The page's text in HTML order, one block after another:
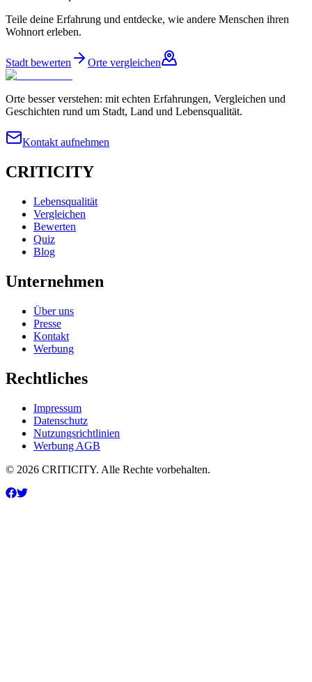
Teile deine Erfahrung und entdecke, wie andere Menschen ihren
Wohnort erleben.
Stadt bewerten Orte vergleichen
Orte besser verstehen: mit echten Erfahrungen, Vergleichen und
Geschichten rund um Stadt, Land und Lebensqualität.
Kontakt aufnehmen
CRITICITY
Lebensqualität
Vergleichen
Bewerten
Quiz
Blog
Unternehmen
Über uns
Presse
Kontakt
Werbung
Rechtliches
Impressum
Datenschutz
Nutzungsrichtlinien
Werbung AGB
© 2026 CRITICITY. Alle Rechte vorbehalten.